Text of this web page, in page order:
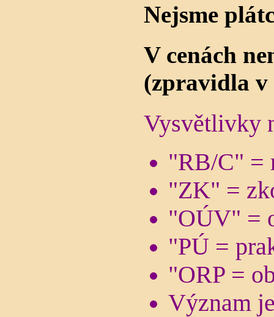
Nejsme
V cenách
(zpravidla v
Vysvětlivky
"RB/C" =
"ZK" =
"OÚV" =
"PÚ =
"ORP =
Význam